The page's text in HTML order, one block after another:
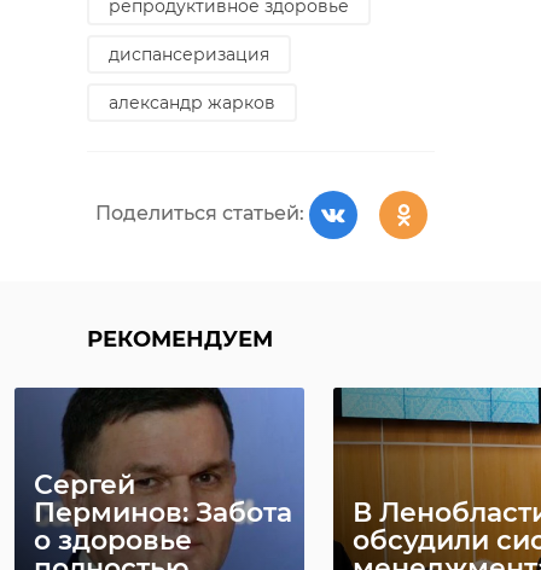
репродуктивное здоровье
диспансеризация
александр жарков
Поделиться статьей:
РЕКОМЕНДУЕМ
Сергей
Перминов: Забота
о здоровье
В
обсудили